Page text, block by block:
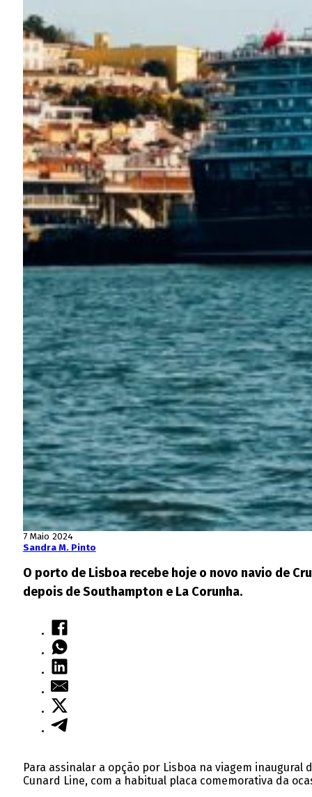
7 Maio 2024
Sandra M. Pinto
O porto de Lisboa recebe hoje o novo navio de
depois de Southampton e La Corunha.
Para assinalar a opção por Lisboa na viagem inaugural
Cunard Line, com a habitual placa comemorativa da